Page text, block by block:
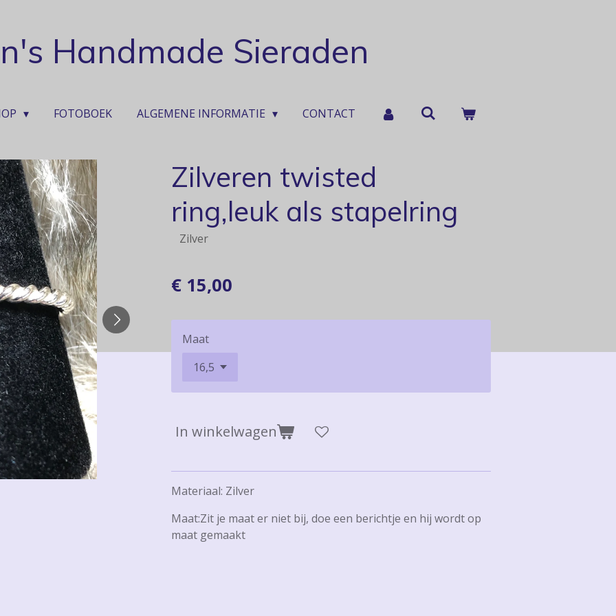
Handmade Sieraden
FOTOBOEK ALGEMENE INFORMATIE CONTACT
Zilveren twisted
ring,leuk als stapelring
Zilver
€ 15,00
Maat
In winkelwagen
Materiaal: Zilver
Maat:Zit je maat er niet bij, doe een berichtje en hij wordt op
maat gemaakt